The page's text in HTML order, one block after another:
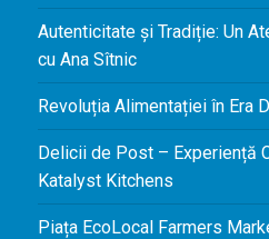
Autenticitate și Tradiție: Un
cu Ana Sîtnic
Revoluția Alimentației în Era
Delicii de Post – Experiență
Katalyst Kitchens
Piața EcoLocal Farmers